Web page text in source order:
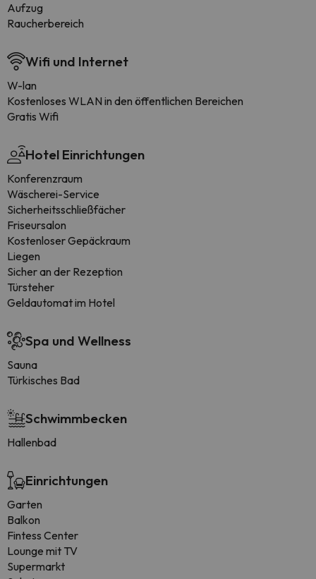
Aufzug
Raucherbereich
Wifi und Internet
W-lan
Kostenloses WLAN in den öffentlichen Bereichen
Gratis Wifi
Hotel Einrichtungen
Konferenzraum
Wäscherei-Service
Sicherheitsschließfächer
Friseursalon
Kostenloser Gepäckraum
Liegen
Sicher an der Rezeption
Türsteher
Geldautomat im Hotel
Spa und Wellness
Sauna
Türkisches Bad
Schwimmbecken
Hallenbad
Einrichtungen
Garten
Balkon
Fintess Center
Lounge mit TV
Supermarkt